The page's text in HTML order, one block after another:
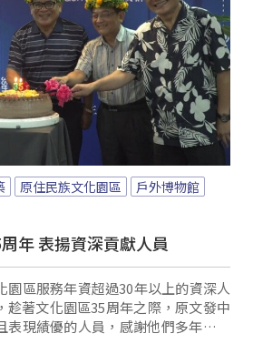
原住民族文化園區
戶外博物館
年 表揚資深貢獻人員
園區服務年資超過30年以上的資深人
趁著文化園區35周年之際，原文發中
現績優的人員，感謝他們多年來在